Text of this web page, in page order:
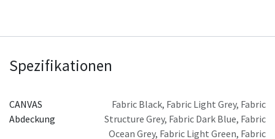
Spezifikationen
CANVAS
Abdeckung
Fabric Black, Fabric Light Grey, Fabric
Structure Grey, Fabric Dark Blue, Fabric
Ocean Grey, Fabric Light Green, Fabric